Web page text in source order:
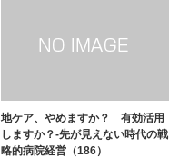
地ケア、やめますか？ 有効活用
しますか？-先が見えない時代の戦
略的病院経営（186）